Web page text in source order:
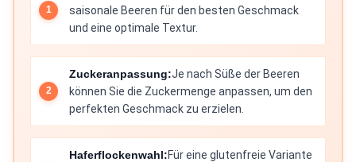
saisonale Beeren für den besten Geschmack
und eine optimale Textur.
Zuckeranpassung:Je nach Süße der Beeren
können Sie die Zuckermenge anpassen, um den
perfekten Geschmack zu erzielen.
Haferflockenwahl:Für eine glutenfreie Variante